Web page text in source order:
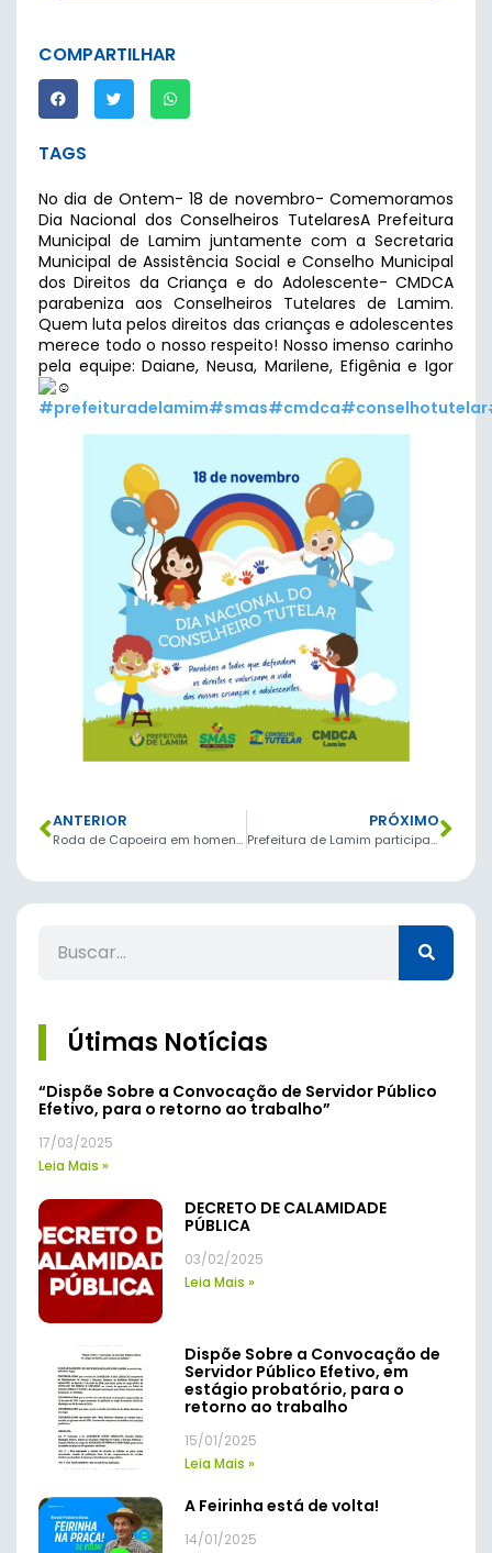
COMPARTILHAR
TAGS
No dia de Ontem- 18 de novembro- Comemoramos
Dia Nacional dos Conselheiros TutelaresA Prefeitura
Municipal de Lamim juntamente com a Secretaria
Municipal de Assistência Social e Conselho Municipal
dos Direitos da Criança e do Adolescente- CMDCA
parabeniza aos Conselheiros Tutelares de Lamim.
Quem luta pelos direitos das crianças e adolescentes
merece todo o nosso respeito! Nosso imenso carinho
pela equipe: Daiane, Neusa, Marilene, Efigênia e Igor
#prefeituradelamim#smas#cmdca#conselhotutelar
ANTERIOR
Roda de Capoeira em homenagem ao Dia da Consciência Negra
PRÓXIMO
Prefeitura de Lamim participa das comemorações de aniversário do Circuito de Vilas e Fazendas
Útimas Notícias
“Dispõe Sobre a Convocação de Servidor Público
Efetivo, para o retorno ao trabalho”
17/03/2025
Leia Mais »
DECRETO DE CALAMIDADE
PÚBLICA
03/02/2025
Leia Mais »
Dispõe Sobre a Convocação de
Servidor Público Efetivo, em
estágio probatório, para o
retorno ao trabalho
15/01/2025
Leia Mais »
A Feirinha está de volta!
14/01/2025